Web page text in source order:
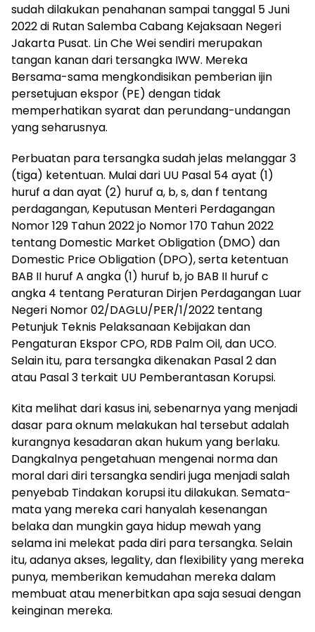
sudah dilakukan penahanan sampai tanggal 5 Juni
2022 di Rutan Salemba Cabang Kejaksaan Negeri
Jakarta Pusat. Lin Che Wei sendiri merupakan
tangan kanan dari tersangka IWW. Mereka
Bersama-sama mengkondisikan pemberian ijin
persetujuan ekspor (PE) dengan tidak
memperhatikan syarat dan perundang-undangan
yang seharusnya.
Perbuatan para tersangka sudah jelas melanggar 3
(tiga) ketentuan. Mulai dari UU Pasal 54 ayat (1)
huruf a dan ayat (2) huruf a, b, s, dan f tentang
perdagangan, Keputusan Menteri Perdagangan
Nomor 129 Tahun 2022 jo Nomor 170 Tahun 2022
tentang Domestic Market Obligation (DMO) dan
Domestic Price Obligation (DPO), serta ketentuan
BAB II huruf A angka (1) huruf b, jo BAB II huruf c
angka 4 tentang Peraturan Dirjen Perdagangan Luar
Negeri Nomor 02/DAGLU/PER/1/2022 tentang
Petunjuk Teknis Pelaksanaan Kebijakan dan
Pengaturan Ekspor CPO, RDB Palm Oil, dan UCO.
Selain itu, para tersangka dikenakan Pasal 2 dan
atau Pasal 3 terkait UU Pemberantasan Korupsi.
Kita melihat dari kasus ini, sebenarnya yang menjadi
dasar para oknum melakukan hal tersebut adalah
kurangnya kesadaran akan hukum yang berlaku.
Dangkalnya pengetahuan mengenai norma dan
moral dari diri tersangka sendiri juga menjadi salah
penyebab Tindakan korupsi itu dilakukan. Semata-
mata yang mereka cari hanyalah kesenangan
belaka dan mungkin gaya hidup mewah yang
selama ini melekat pada diri para tersangka. Selain
itu, adanya akses, legality, dan flexibility yang mereka
punya, memberikan kemudahan mereka dalam
membuat atau menerbitkan apa saja sesuai dengan
keinginan mereka.